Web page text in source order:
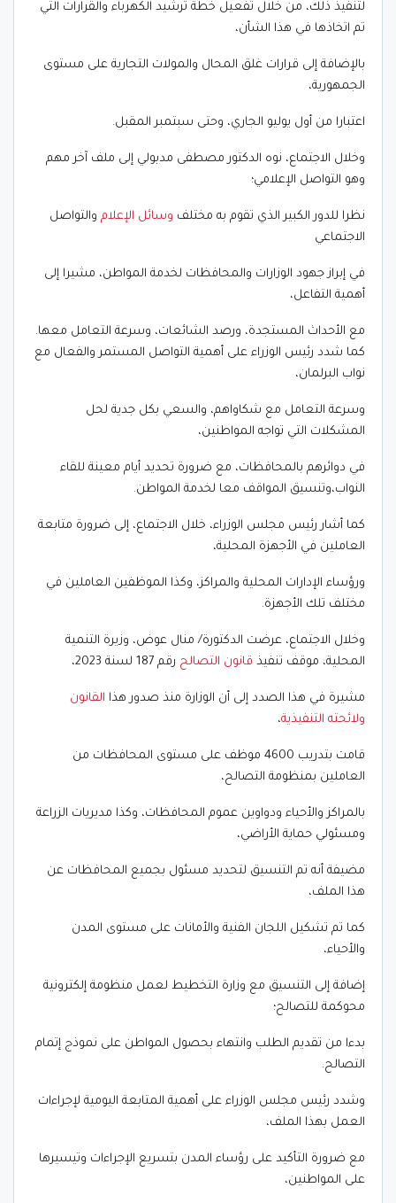
لتنفيذ ذلك، من خلال تفعيل خطة ترشيد الكهرباء والقرارات التي
تم اتخاذها في هذا الشأن،
بالإضافة إلى قرارات غلق المحال والمولات التجارية على مستوى
الجمهورية،
اعتبارا من أول يوليو الجاري، وحتى سبتمبر المقبل.
وخلال الاجتماع، نوه الدكتور مصطفى مدبولي إلى ملف آخر مهم
وهو التواصل الإعلامي؛
نظرا للدور الكبير الذي تقوم به مختلف وسائل الإعلام والتواصل
الاجتماعي
في إبراز جهود الوزارات والمحافظات لخدمة المواطن، مشيرا إلى
أهمية التفاعل،
مع الأحداث المستجدة، ورصد الشائعات، وسرعة التعامل معها.
كما شدد رئيس الوزراء على أهمية التواصل المستمر والفعال مع
نواب البرلمان،
وسرعة التعامل مع شكاواهم، والسعي بكل جدية لحل
المشكلات التي تواجه المواطنين،
في دوائرهم بالمحافظات، مع ضرورة تحديد أيام معينة للقاء
النواب،وتنسيق المواقف معا لخدمة المواطن.
كما أشار رئيس مجلس الوزراء، خلال الاجتماع، إلى ضرورة متابعة
العاملين في الأجهزة المحلية،
ورؤساء الإدارات المحلية والمراكز، وكذا الموظفين العاملين في
مختلف تلك الأجهزة.
وخلال الاجتماع، عرضت الدكتورة/ منال عوض، وزيرة التنمية
المحلية، موقف تنفيذ قانون التصالح رقم 187 لسنة 2023،
مشيرة في هذا الصدد إلى أن الوزارة منذ صدور هذا القانون
ولائحته التنفيذية،
قامت بتدريب 4600 موظف على مستوى المحافظات من
العاملين بمنظومة التصالح،
بالمراكز والأحياء ودواوين عموم المحافظات، وكذا مديريات الزراعة
ومسئولي حماية الأراضي،
مضيفة أنه تم التنسيق لتحديد مسئول بجميع المحافظات عن
هذا الملف،
كما تم تشكيل اللجان الفنية والأمانات على مستوى المدن
والأحياء،
إضافة إلى التنسيق مع وزارة التخطيط لعمل منظومة إلكترونية
محوكمة للتصالح؛
بدءا من تقديم الطلب وانتهاء بحصول المواطن على نموذج إتمام
التصالح.
وشدد رئيس مجلس الوزراء على أهمية المتابعة اليومية لإجراءات
العمل بهذا الملف،
مع ضرورة التأكيد على رؤساء المدن بتسريع الإجراءات وتيسيرها
على المواطنين،